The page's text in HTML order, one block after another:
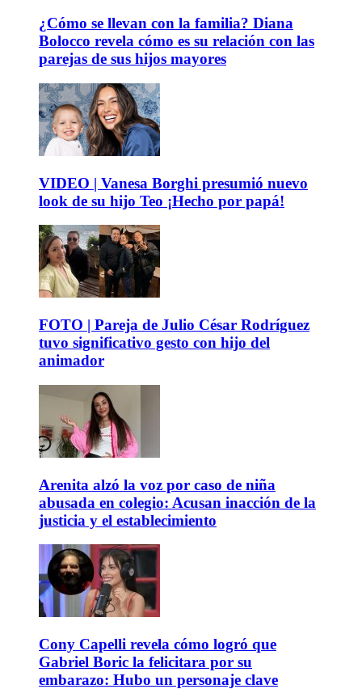
¿Cómo se llevan con la familia? Diana
Bolocco revela cómo es su relación con las
parejas de sus hijos mayores
VIDEO | Vanesa Borghi presumió nuevo
look de su hijo Teo ¡Hecho por papá!
FOTO | Pareja de Julio César Rodríguez
tuvo significativo gesto con hijo del
animador
Arenita alzó la voz por caso de niña
abusada en colegio: Acusan inacción de la
justicia y el establecimiento
Cony Capelli revela cómo logró que
Gabriel Boric la felicitara por su
embarazo: Hubo un personaje clave